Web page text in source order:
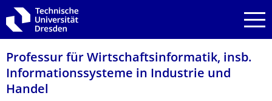
Zur Hauptnavigation springen
Zur Suche springen
Zum Inhalt springen
Professur für Wirtschaftsinfor­matik, insb.
Informationssyste­me in Industrie und
Handel